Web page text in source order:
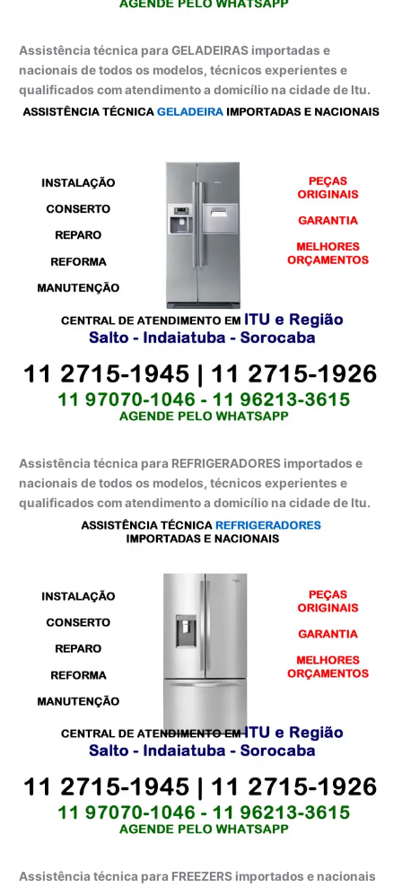
Assistência técnica para GELADEIRAS importadas e
nacionais de todos os modelos, técnicos experientes e
qualificados com atendimento a domicílio na cidade de Itu.
Assistência técnica para REFRIGERADORES importados e
nacionais de todos os modelos, técnicos experientes e
qualificados com atendimento a domicílio na cidade de Itu.
Assistência técnica para FREEZERS importados e nacionais